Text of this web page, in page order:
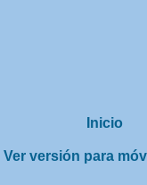
Inicio
Ver versión para